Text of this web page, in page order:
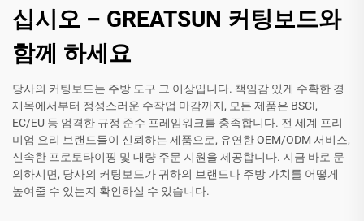
십시오 – GREATSUN 커팅보드와
함께 하세요
당사의 커팅보드는 주방 도구 그 이상입니다. 책임감 있게 수확한 경
재목에서부터 정성스러운 수작업 마감까지, 모든 제품은 BSCI,
EC/EU 등 엄격한 규정 준수 프레임워크를 충족합니다. 전 세계 프리
미엄 요리 브랜드들이 신뢰하는 제품으로, 유연한 OEM/ODM 서비스,
신속한 프로토타이핑 및 대량 주문 지원을 제공합니다. 지금 바로 문
의하시면, 당사의 커팅보드가 귀하의 브랜드나 주방 가치를 어떻게
높여줄 수 있는지 확인하실 수 있습니다.